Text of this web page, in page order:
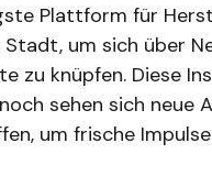
Plattform für
Stadt, um sich über
zu knüpfen. Diese
sehen sich neue
um frische